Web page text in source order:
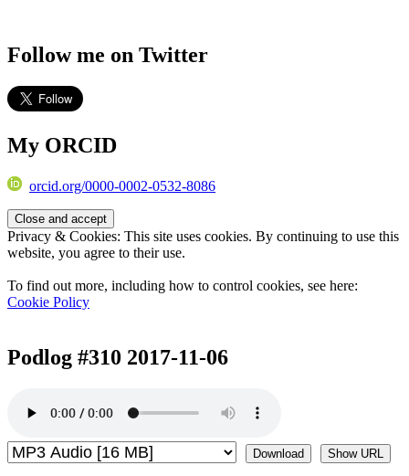
Follow me on Twitter
My ORCID
orcid.org/0000-0002-0532-8086
Privacy & Cookies: This site uses cookies. By continuing to use this
website, you agree to their use.
To find out more, including how to control cookies, see here:
Cookie Policy
Podlog #310 2017-11-06
Download Show URL